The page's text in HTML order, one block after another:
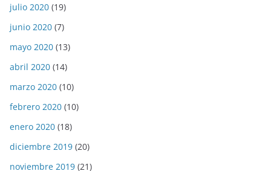
julio 2020 (19)
junio 2020 (7)
mayo 2020 (13)
abril 2020 (14)
marzo 2020 (10)
febrero 2020 (10)
enero 2020 (18)
diciembre 2019 (20)
noviembre 2019 (21)